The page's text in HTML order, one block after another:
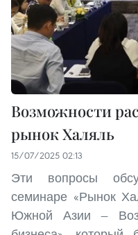
Возможности
рынок Халяль
15/07/2025 02:13
Эти вопросы
семинаре «Рынок
Южной Азии —